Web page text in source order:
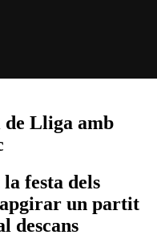
Lliga amb
festa dels
un partit
descans